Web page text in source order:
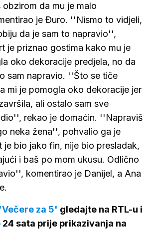
da mu je malo
je Đuro. ''Nismo to vidjeli,
da je sam to napravio'',
je priznao gostima kako mu je
oko dekoracije predjela, no da
sam napravio. ''Što se tiče
mi je pomogla oko dekoracije jer
ali ostalo sam sve
rekao je domaćin. ''Napraviš
neka žena'', pohvalio ga je
je bio jako fin, nije bio presladak,
i baš po mom ukusu. Odlično
komentirao je Danijel, a Ana
'Večere za 5' gledajte na RTL-u i
24 sata prije prikazivanja na